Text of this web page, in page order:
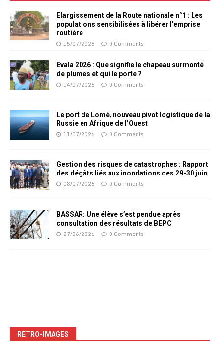
Elargissement de la Route nationale n°1 : Les
populations sensibilisées à libérer l’emprise
routière
15/07/2026 0 Comments
Evala 2026 : Que signifie le chapeau surmonté
de plumes et qui le porte ?
14/07/2026 0 Comments
Le port de Lomé, nouveau pivot logistique de la
Russie en Afrique de l’Ouest
11/07/2026 0 Comments
Gestion des risques de catastrophes : Rapport
des dégâts liés aux inondations des 29-30 juin
08/07/2026 0 Comments
BASSAR: Une élève s’est pendue après
consultation des résultats de BEPC
27/06/2026 0 Comments
RETRO-IMAGES